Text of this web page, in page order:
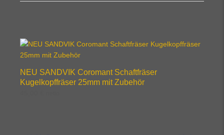
NEU SANDVIK Coromant Schaftfräser
Kugelkopffräser 25mm mit Zubehör